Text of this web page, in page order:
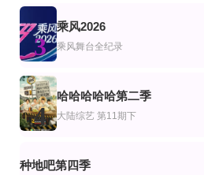
我们的宿舍·归心季
何炅 李雪琴 丁程鑫 杨迪 吴泽林
家乡美食大赛
黄晓明 李维嘉 沈梦辰 王霏霏 孟佳 金莎 孙
亚克西！新疆还可以这样玩！
第17期完结
明星大侦探之明侦探学院第1季
蒲熠星,周峻纬,唐九洲,齐思钧,石凯,郭文韬,邵明
第4期
怦怦一夏·长隆站
第6期
豆豆农场
金宇彬,李光洙,都敬秀,文尚勋
家有恶猫第七季
密室大逃脱第8季大神版
第15届全国海洋知识竞赛总决赛
3
乘风2026
乘风舞台全纪录
4
哈哈哈哈哈第二季
大陆综艺 第11期下
种地吧第四季